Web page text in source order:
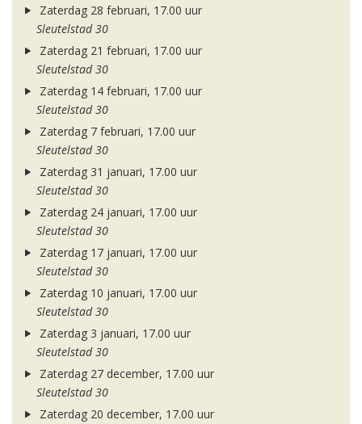
Zaterdag 28 februari, 17.00 uur
Sleutelstad 30
Zaterdag 21 februari, 17.00 uur
Sleutelstad 30
Zaterdag 14 februari, 17.00 uur
Sleutelstad 30
Zaterdag 7 februari, 17.00 uur
Sleutelstad 30
Zaterdag 31 januari, 17.00 uur
Sleutelstad 30
Zaterdag 24 januari, 17.00 uur
Sleutelstad 30
Zaterdag 17 januari, 17.00 uur
Sleutelstad 30
Zaterdag 10 januari, 17.00 uur
Sleutelstad 30
Zaterdag 3 januari, 17.00 uur
Sleutelstad 30
Zaterdag 27 december, 17.00 uur
Sleutelstad 30
Zaterdag 20 december, 17.00 uur